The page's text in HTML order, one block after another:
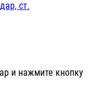
ст.
и нажмите кнопку